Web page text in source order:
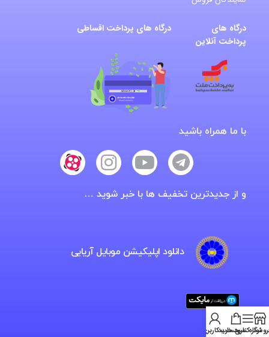
درگاه های
پرداخت آنلاین
درگاه های پرداخت اقساطی
با ما همراه باشید
و از جدیدترین تخفیف ها با خبر شوید …
دانلود اپلیکیشن موبایل آریایی
نوار کناریسبد خرید
حساب کاربری من